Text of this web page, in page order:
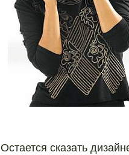
Остается сказать